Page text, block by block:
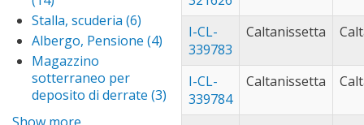
monreale
filter
sant'anastasia
filter
naro (59)Apply
filter
noto
palermo
definito
filter
industriale filter
Stalla, scuderia (6)
Stalla,
scuderia
Albergo, Pensione (4) Apply
Albergo,
Pensione
filter
Magazzino
sotterraneo per
deposito di derrate (3) Apply
Magazzino
I-CL-
339783
Caltanissetta
I-CL-
339784
Caltanissetta